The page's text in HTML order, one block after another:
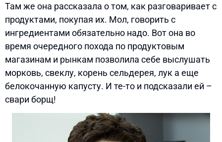
Там же она рассказала о том, как разговаривает с
продуктами, покупая их. Мол, говорить с
ингредиентами обязательно надо. Вот она во
время очередного похода по продуктовым
магазинам и рынкам позволила себе выслушать
морковь, свеклу, корень сельдерея, лук а еще
белокочанную капусту. И те-то и подсказали ей –
свари борщ!